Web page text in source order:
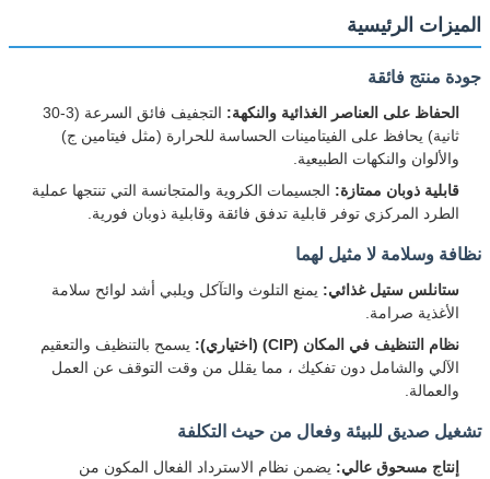
الميزات الرئيسية
جودة منتج فائقة
الحفاظ على العناصر الغذائية والنكهة:
التجفيف فائق السرعة (3-30
ثانية) يحافظ على الفيتامينات الحساسة للحرارة (مثل فيتامين ج)
والألوان والنكهات الطبيعية.
قابلية ذوبان ممتازة: الجسيمات الكروية والمتجانسة التي تنتجها عملية
الطرد المركزي توفر قابلية تدفق فائقة وقابلية ذوبان فورية.
نظافة وسلامة لا مثيل لهما
ستانلس ستيل غذائي: يمنع التلوث والتآكل ويلبي أشد لوائح سلامة
الأغذية صرامة.
نظام التنظيف في المكان (CIP) (اختياري):
يسمح بالتنظيف والتعقيم
الآلي والشامل دون تفكيك ، مما يقلل من وقت التوقف عن العمل
والعمالة.
تشغيل صديق للبيئة وفعال من حيث التكلفة
إنتاج مسحوق عالي: يضمن نظام الاسترداد الفعال المكون من